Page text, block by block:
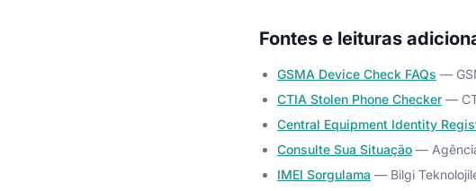
Fontes e leituras
GSMA Device Check FAQs —
CTIA Stolen Phone Checker —
Central Equipment Identity
Consulte Sua Situação —
IMEI Sorgulama — Bilgi